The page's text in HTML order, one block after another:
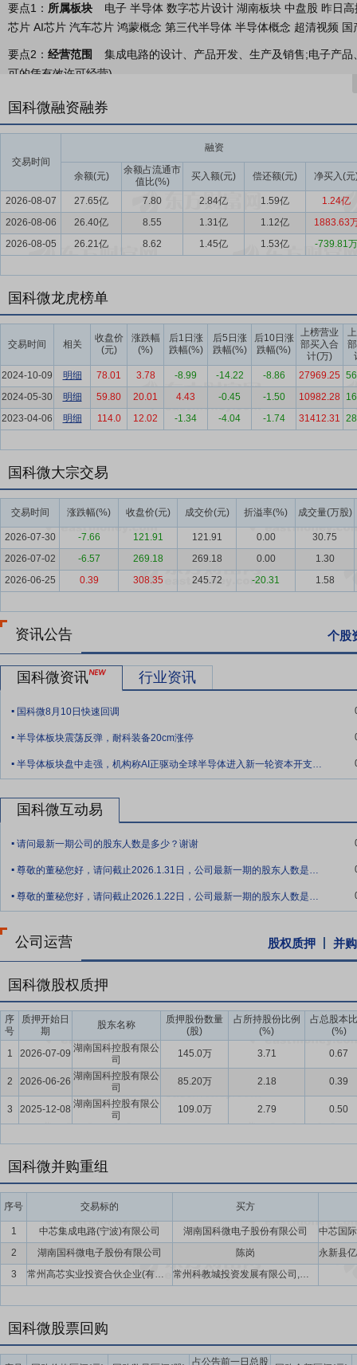
要点1： 所属板块
电子 半导体 数字芯片设计 湖南板块 中盘股 昨日
芯片 AI芯片 汽车芯片 鸿蒙概念 第三代半导体 半导体概念 超清视频
要点2： 经营范围
集成电路的设计、产品开发、生产及销售;电子产
可的凭有效许可经营)
要点3： 芯片设计研发
视频是信息呈现、传播和利用的重要
普及，同时向XR及智能化场景演进。超高清视频以其更强的信息承
力推动经济社会各领域的深刻变革，成为国民经济的新增长点和强劲
要点5：智慧视觉行业
人类在生产过程中，超过80%的信息是以视
了人类获取信息的效率。在人工智能与物联网融合的趋势下，智慧视
球视觉AI SoC市场规模由2020年的0.5亿颗增长至2024年的2.5亿颗
要点6：车载电子行业
国内新车销量占比突破50%，成为我国汽车市场主导力量。新能源汽
且带动了图像处理、数据传输和智能处理需求持续增强。
2025年政府工作任务中明确提出，激发数字
来，支持大模型广泛应用，大力发展智能网联新能源汽车、人工智能
工业互联网创新发展，优化全国算力资源布局，打造具有国际竞争力
动。促进平台经济规范健康发展，更好发挥其在促创新、扩消费、稳
域网在认证、安全和网络性能等方面取得了显著的进步，技术的进步
发展从根本上改变Wi-Fi产业的生态系统，推动运营商、公共场所服
升，应用范围显著扩展，对于网络运营商来说，其对Wi-Fi网络的技术
要点9： 固态存储行业
范围内继续保持高速增长，尤其中国的固态硬盘存储行业增速更快。
推动下，相关技术将推动高性能存储的未来发展。从消费级存储到企
对国产计算机和操作系统的采购向社会公开征求意见，采购需求标准
片、MCU芯片、电源管理芯片、汽车功能安全、直播卫星信道解调
要点11：产品优势
控。公司进一步完善绩效考评体系和薪酬福利制度，提升员工对公司
件；累计获得计算机软件著作权登记证书共214件，集成电路布图设计
届董事会第十一次会议和2023年第一次临时股东大会,审议通过了《
注册资本由182,057,294元(股)变更为217,316,212(股);并回购注销
更为217,250,112元(股),上述事项涉及公司注册资本变更事宜。公司
发的《营业执照》。
国科微融资融券
交易时间
融资
余额(元)
余额占流通市
值比(%)
买入额(元) 偿还额(元) 净买入(元
2026-08-07 27.65亿 7.80 2.84亿 1.59亿
1.24亿
2026-08-06
26.40亿 8.55 1.31亿 1.12亿
1883.63
2026-08-05
26.21亿 8.62 1.45亿 1.53亿 -739.81万
国科微龙虎榜单
交易时间 相关
收盘价
(元)
涨跌幅
(%)
后1日涨
跌幅(%)
后5日涨
跌幅(%)
后10日涨
跌幅(%)
上榜营业
部买入合
计(万)
2024-10-09
明细 78.01 3.78 -8.99 -14.22 -8.86 27969.25
2024-05-30
明细 59.80 20.01 4.43 -0.45 -1.50 10982.28
2023-04-06
明细 114.0 12.02 -1.34 -4.04 -1.74 31412.31
国科微大宗交易
交易时间 涨跌幅(%) 收盘价(元) 成交价(元) 折溢率(%) 成交量(万股)
2026-07-30 -7.66 121.91 121.91 0.00
30.75
2026-07-02
-6.57 269.18 269.18 0.00
1.30
2026-06-25
0.39 308.35 245.72 -20.31 1.58
资讯公告 个股
国科微资讯 行业资讯
. 国科微8月10日快速回调
. 半导体板块震荡反弹，耐科装备20cm涨停
. 半导体板块盘中走强，机构称AI正驱动全球半导体进入新一轮资本开支上行周期|异动情报
国科微互动易
. 请问最新一期公司的股东人数是多少？谢谢
. 尊敬的董秘您好，请问截止2026.1.31日，公司最新一期的股东人数是多少？谢谢
. 尊敬的董秘您好，请问截止2026.1.22日，公司最新一期的股东人数是多少？谢谢
公司运营 股权质押 并
国科微股权质押
序
号
质押开始日
期
股东名称
质押股份数量
(股)
占所持股份比例
(%)
占总股本
(%)
1
2026-07-09 湖南国科控股有限公
司
145.0万 3.71 0.67
2 2026-06-26 湖南国科控股有限公
司
85.20万 2.18 0.39
3 2025-12-08 湖南国科控股有限公
司
109.0万 2.79 0.50
国科微并购重组
序号 交易标的 买方
1 中芯集成电路(宁波)有限公司
湖南国科微电子股份有限公司
2
湖南国科微电子股份有限公司
陈岗
3
常州高芯实业投资合伙企业(有限合伙) 常州科教城投资发展有限公司,常州武进双创园投资发展有限公司,深圳正道科技创业投资有限责任公司,湖南国科微电子股份有限公司
国科微股票回购
占公告前一日总股